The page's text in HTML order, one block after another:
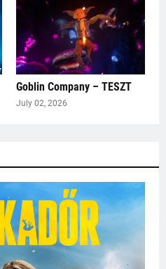
Goblin Company – TESZT
July 02, 2026